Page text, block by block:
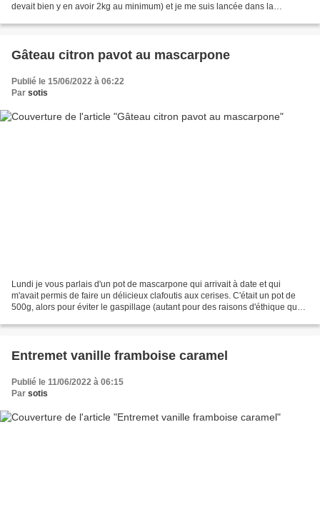
devait bien y en avoir 2kg au minimum) et je me suis lancée dans la
Gâteau citron pavot au mascarpone
Publié le 15/06/2022 à 06:22
Par sotis
Lundi je vous parlais d'un pot de mascarpone qui arrivait à date et qui
m'avait permis de faire un délicieux clafoutis aux cerises. C'était un pot de
500g, alors pour éviter le gaspillage (autant pour des raisons d'éthique que
Entremet vanille framboise caramel
Publié le 11/06/2022 à 06:15
Par sotis